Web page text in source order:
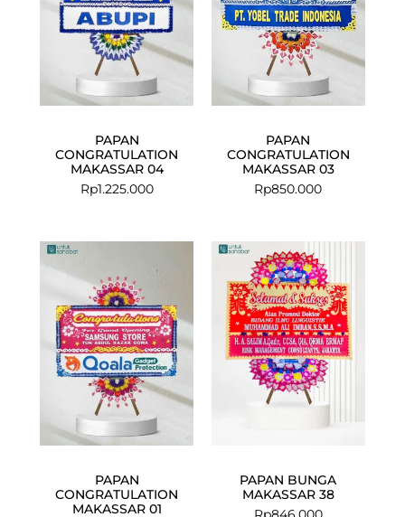
PAPAN
CONGRATULATION
MAKASSAR 04
Rp1.225.000
PAPAN
CONGRATULATION
MAKASSAR 03
Rp850.000
PAPAN
CONGRATULATION
MAKASSAR 01
PAPAN BUNGA
MAKASSAR 38